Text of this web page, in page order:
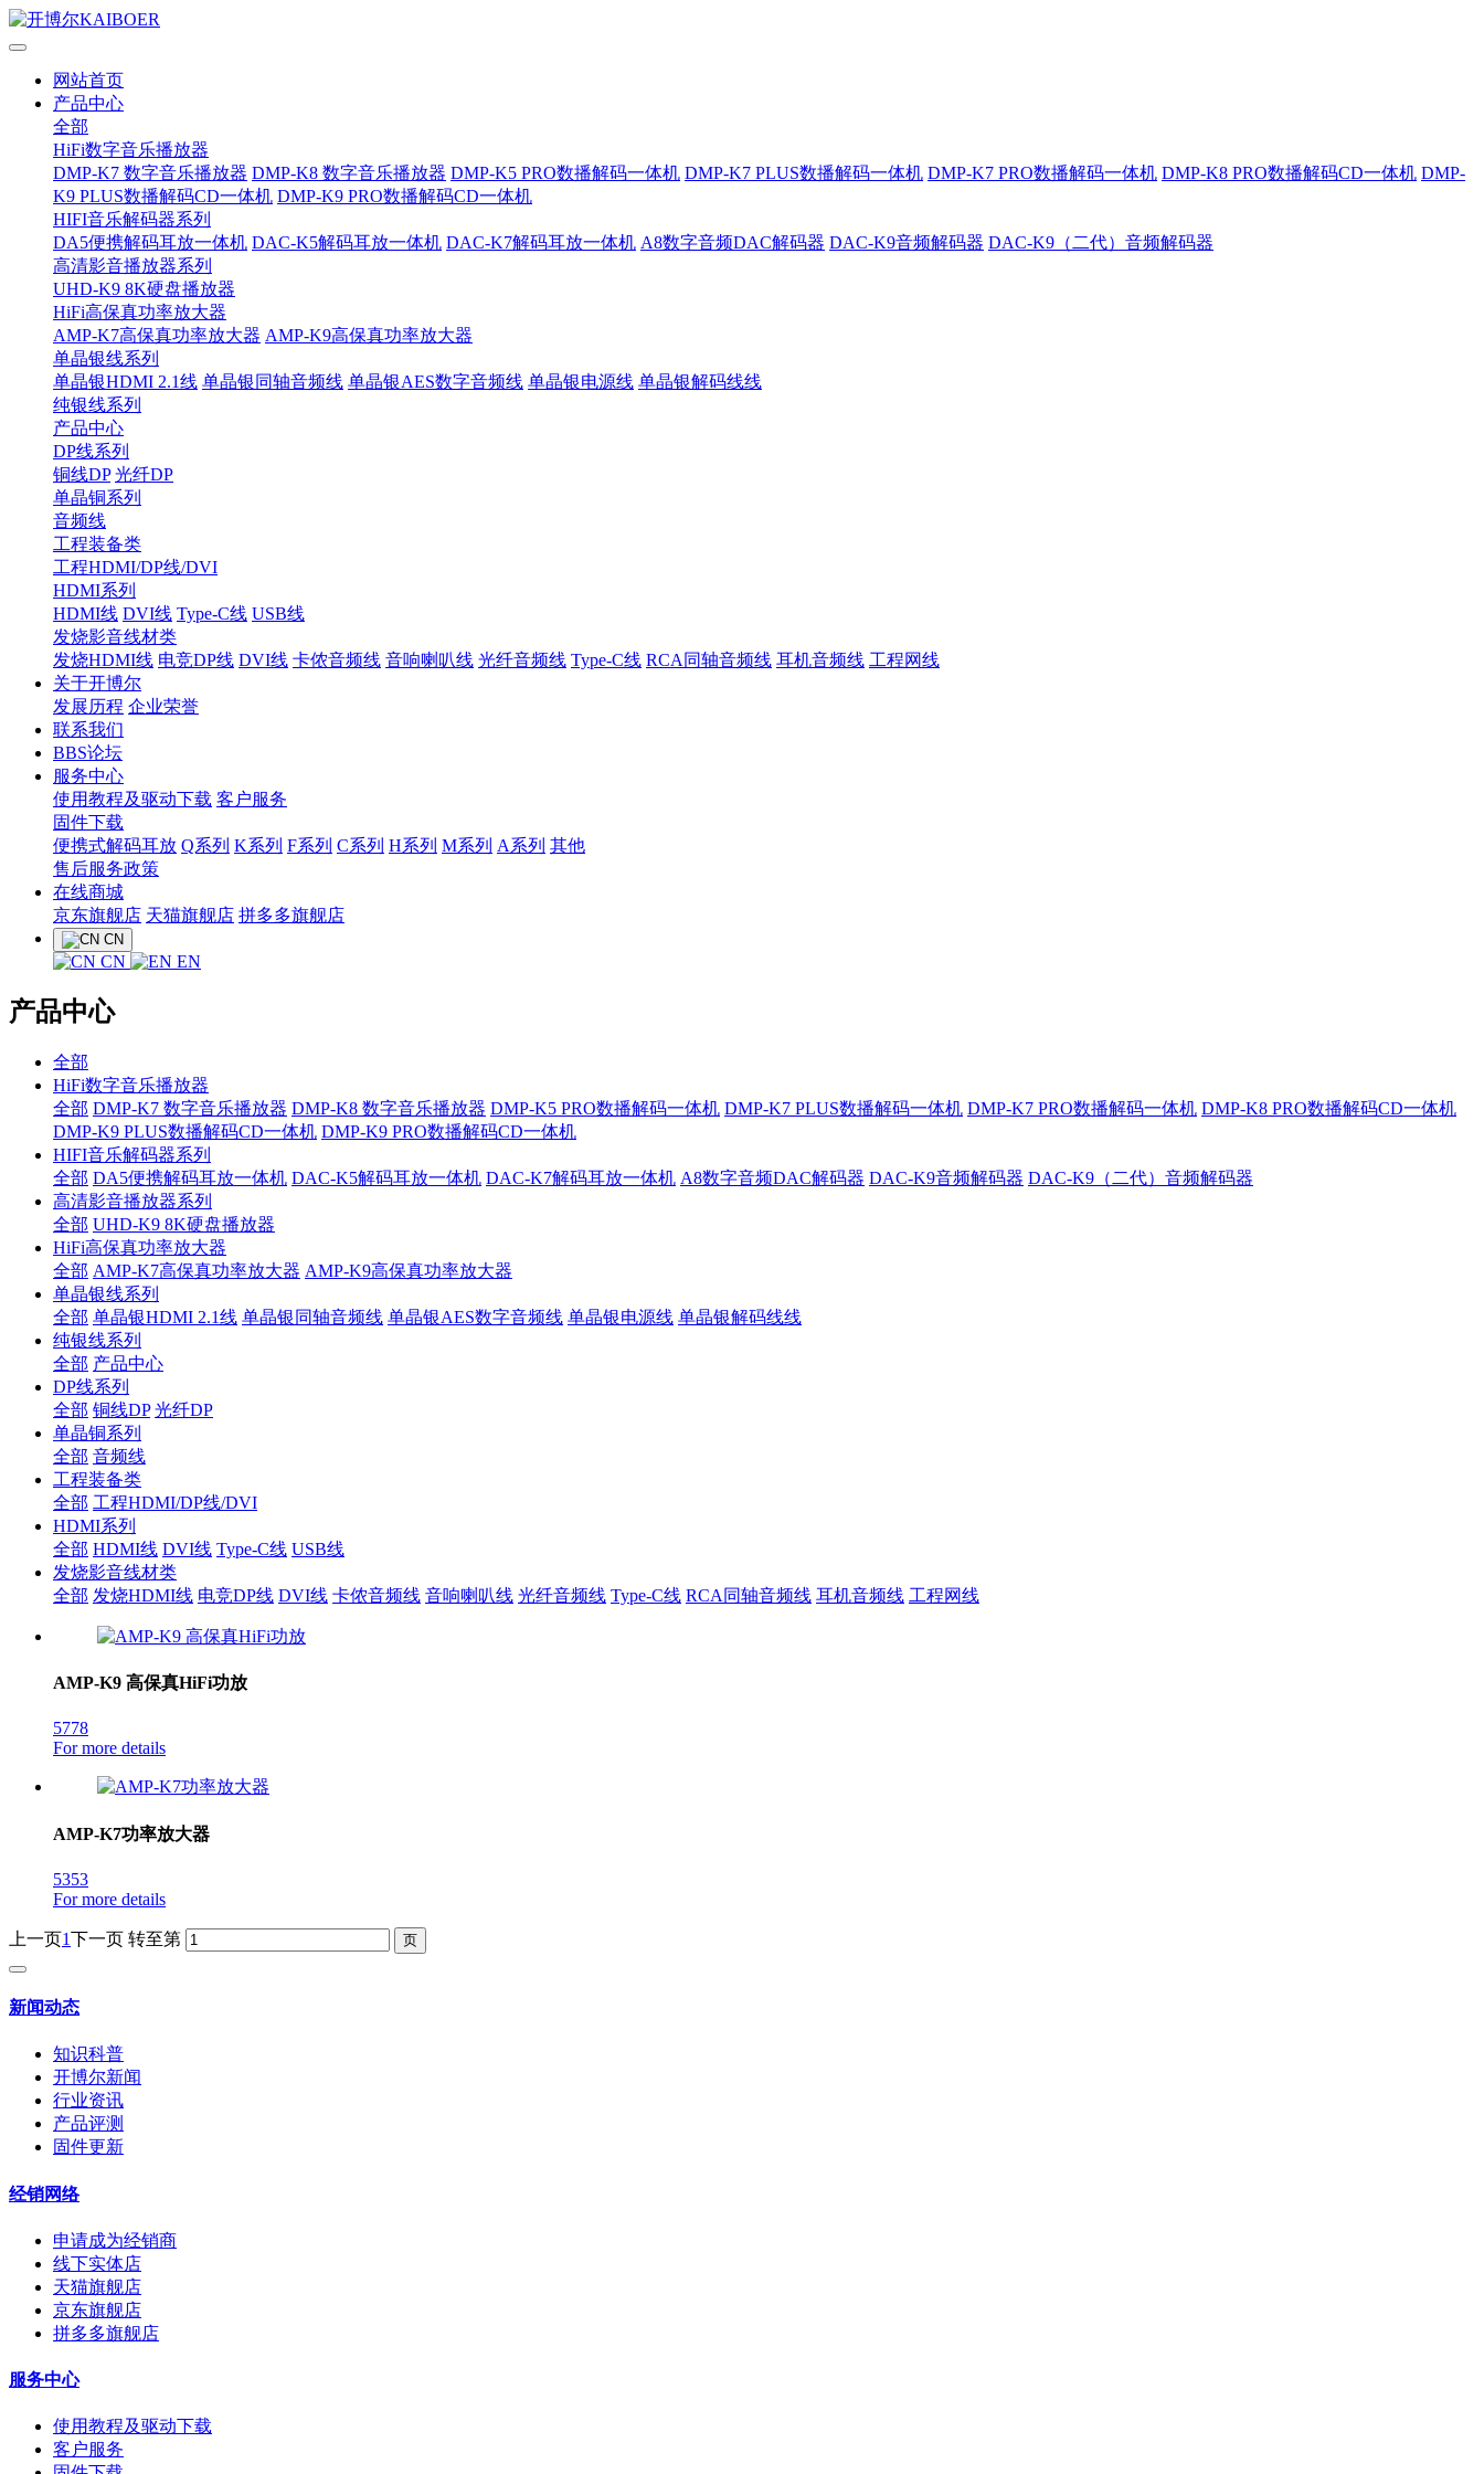
网站首页
产品中心
全部
HiFi数字音乐播放器
DMP-K7 数字音乐播放器 DMP-K8 数字音乐播放器 DMP-K5 PRO数播解码一体机 DMP-K7 PLUS数播解码一体机 DMP-K7 PRO数播解码一体机 DMP-K8 PRO数播解码CD一体机 DMP-
K9 PLUS数播解码CD一体机 DMP-K9 PRO数播解码CD一体机
HIFI音乐解码器系列
DA5便携解码耳放一体机 DAC-K5解码耳放一体机 DAC-K7解码耳放一体机 A8数字音频DAC解码器 DAC-K9音频解码器 DAC-K9（二代）音频解码器
高清影音播放器系列
UHD-K9 8K硬盘播放器
HiFi高保真功率放大器
AMP-K7高保真功率放大器 AMP-K9高保真功率放大器
单晶银线系列
单晶银HDMI 2.1线 单晶银同轴音频线 单晶银AES数字音频线 单晶银电源线 单晶银解码线线
纯银线系列
产品中心
DP线系列
铜线DP 光纤DP
单晶铜系列
音频线
工程装备类
工程HDMI/DP线/DVI
HDMI系列
HDMI线 DVI线 Type-C线 USB线
发烧影音线材类
发烧HDMI线 电竞DP线 DVI线 卡侬音频线 音响喇叭线 光纤音频线 Type-C线 RCA同轴音频线 耳机音频线 工程网线
关于开博尔
发展历程 企业荣誉
联系我们
BBS论坛
服务中心
使用教程及驱动下载 客户服务
固件下载
便携式解码耳放 Q系列 K系列 F系列 C系列 H系列 M系列 A系列 其他
售后服务政策
在线商城
京东旗舰店 天猫旗舰店 拼多多旗舰店
CN
CN EN
产品中心
全部
HiFi数字音乐播放器
全部 DMP-K7 数字音乐播放器 DMP-K8 数字音乐播放器 DMP-K5 PRO数播解码一体机 DMP-K7 PLUS数播解码一体机 DMP-K7 PRO数播解码一体机 DMP-K8 PRO数播解码CD一体机
DMP-K9 PLUS数播解码CD一体机 DMP-K9 PRO数播解码CD一体机
HIFI音乐解码器系列
全部 DA5便携解码耳放一体机 DAC-K5解码耳放一体机 DAC-K7解码耳放一体机 A8数字音频DAC解码器 DAC-K9音频解码器 DAC-K9（二代）音频解码器
高清影音播放器系列
全部 UHD-K9 8K硬盘播放器
HiFi高保真功率放大器
全部 AMP-K7高保真功率放大器 AMP-K9高保真功率放大器
单晶银线系列
全部 单晶银HDMI 2.1线 单晶银同轴音频线 单晶银AES数字音频线 单晶银电源线 单晶银解码线线
纯银线系列
全部 产品中心
DP线系列
全部 铜线DP 光纤DP
单晶铜系列
全部 音频线
工程装备类
全部 工程HDMI/DP线/DVI
HDMI系列
全部 HDMI线 DVI线 Type-C线 USB线
发烧影音线材类
全部 发烧HDMI线 电竞DP线 DVI线 卡侬音频线 音响喇叭线 光纤音频线 Type-C线 RCA同轴音频线 耳机音频线 工程网线
AMP-K9 高保真HiFi功放
5778
For more details
AMP-K7功率放大器
5353
For more details
上一页1下一页 转至第
新闻动态
知识科普
开博尔新闻
行业资讯
产品评测
固件更新
经销网络
申请成为经销商
线下实体店
天猫旗舰店
京东旗舰店
拼多多旗舰店
服务中心
使用教程及驱动下载
客户服务